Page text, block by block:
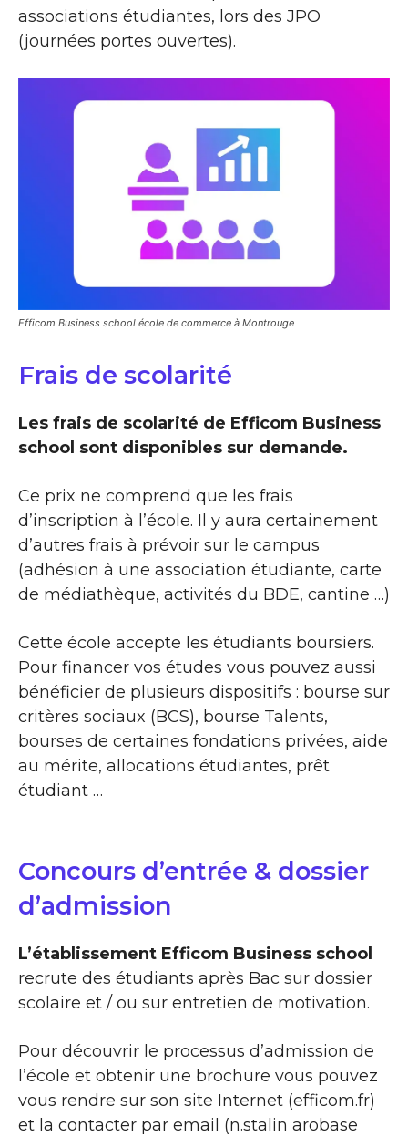
associations étudiantes, lors des JPO
(journées portes ouvertes).
Efficom Business school école de commerce à Montrouge
Frais de scolarité
Les frais de scolarité de Efficom Business
school sont disponibles sur demande.
Ce prix ne comprend que les frais
d’inscription à l’école. Il y aura certainement
d’autres frais à prévoir sur le campus
(adhésion à une association étudiante, carte
de médiathèque, activités du BDE, cantine …)
Cette école accepte les étudiants boursiers.
Pour financer vos études vous pouvez aussi
bénéficier de plusieurs dispositifs : bourse sur
critères sociaux (BCS), bourse Talents,
bourses de certaines fondations privées, aide
au mérite, allocations étudiantes, prêt
étudiant …
Concours d’entrée & dossier
d’admission
L’établissement Efficom Business school
recrute des étudiants après Bac sur dossier
scolaire et / ou sur entretien de motivation.
Pour découvrir le processus d’admission de
l’école et obtenir une brochure vous pouvez
vous rendre sur son site Internet (efficom.fr)
et la contacter par email (n.stalin arobase